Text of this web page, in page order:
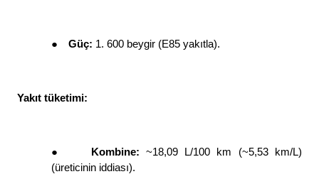
● Güç: 1. 600 beygir (E85 yakıtla).
Yakıt tüketimi:
● Kombine: ~18,09 L/100 km (~5,53 km/L)
(üreticinin iddiası).